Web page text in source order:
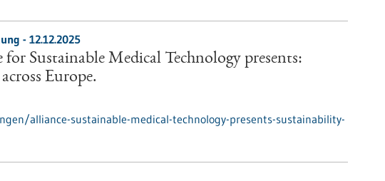
- 12.12.2025
for Sustainable Medical Technology presents:
Europe.
alliance-sustainable-medical-technology-presents-sustainability-